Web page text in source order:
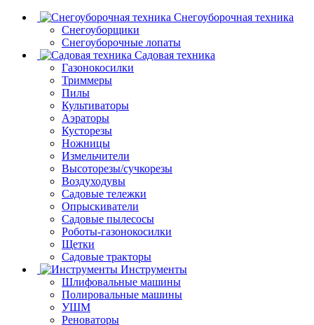
Снегоуборочная техника
Снегоуборщики
Снегоуборочные лопаты
Садовая техника
Газонокосилки
Триммеры
Пилы
Культиваторы
Аэраторы
Кусторезы
Ножницы
Измельчители
Высоторезы/сучкорезы
Воздуходувы
Садовые тележки
Опрыскиватели
Садовые пылесосы
Роботы-газонокосилки
Щетки
Садовые тракторы
Инструменты
Шлифовальные машины
Полировальные машины
УШМ
Реноваторы